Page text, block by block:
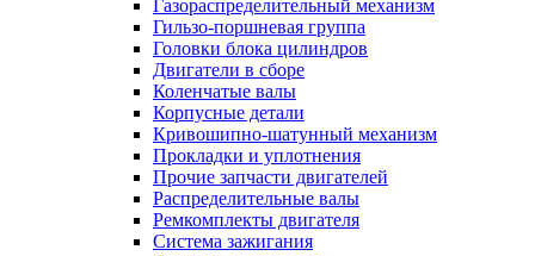
Газораспределительный механизм
Гильзо-поршневая группа
Головки блока цилиндров
Двигатели в сборе
Коленчатые валы
Корпусные детали
Кривошипно-шатунный механизм
Прокладки и уплотнения
Прочие запчасти двигателей
Распределительные валы
Ремкомплекты двигателя
Система зажигания